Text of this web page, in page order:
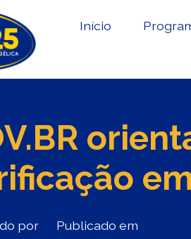
Início
por
Publicado em